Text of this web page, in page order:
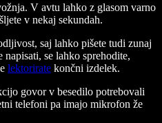
V avtu lahko z glasom varno
v nekaj sekundah.
saj lahko pišete tudi zunaj
se lahko sprehodite,
lektorirate končni izdelek.
govor v besedilo potrebovali
telefoni pa imajo mikrofon že